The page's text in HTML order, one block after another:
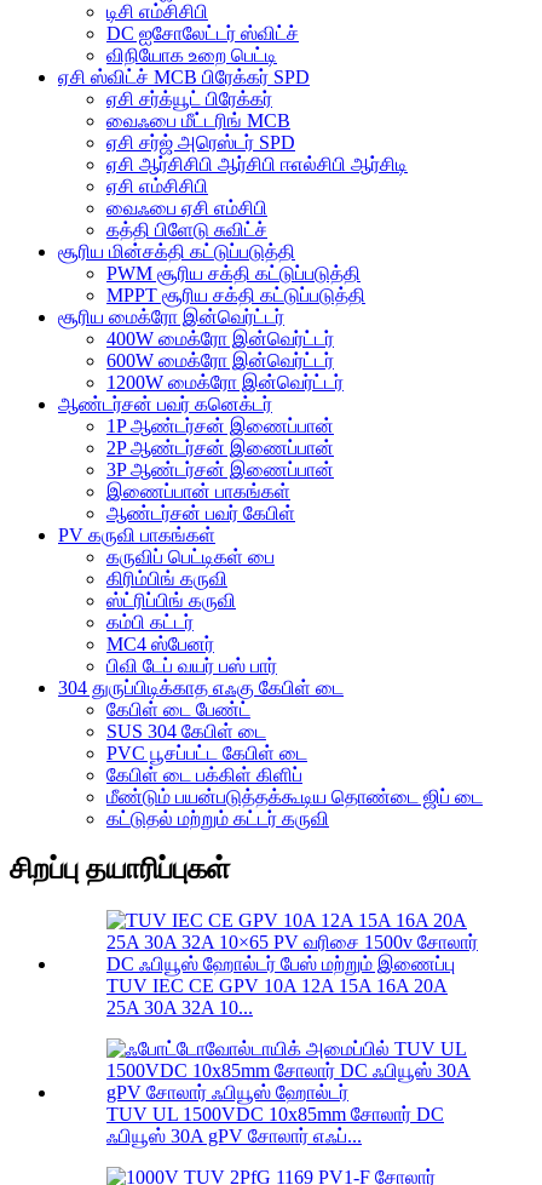
டிசி எம்சிசிபி
DC ஐசோலேட்டர் ஸ்விட்ச்
விநியோக உறை பெட்டி
ஏசி ஸ்விட்ச் MCB பிரேக்கர் SPD
ஏசி சர்க்யூட் பிரேக்கர்
வைஃபை மீட்டரிங் MCB
ஏசி சர்ஜ் அரெஸ்டர் SPD
ஏசி ஆர்சிசிபி ஆர்சிபி ஈஎல்சிபி ஆர்சிடி
ஏசி எம்சிசிபி
வைஃபை ஏசி எம்சிபி
கத்தி பிளேடு சுவிட்ச்
சூரிய மின்சக்தி கட்டுப்படுத்தி
PWM சூரிய சக்தி கட்டுப்படுத்தி
MPPT சூரிய சக்தி கட்டுப்படுத்தி
சூரிய மைக்ரோ இன்வெர்ட்டர்
400W மைக்ரோ இன்வெர்ட்டர்
600W மைக்ரோ இன்வெர்ட்டர்
1200W மைக்ரோ இன்வெர்ட்டர்
ஆண்டர்சன் பவர் கனெக்டர்
1P ஆண்டர்சன் இணைப்பான்
2P ஆண்டர்சன் இணைப்பான்
3P ஆண்டர்சன் இணைப்பான்
இணைப்பான் பாகங்கள்
ஆண்டர்சன் பவர் கேபிள்
PV கருவி பாகங்கள்
கருவிப் பெட்டிகள் பை
கிரிம்பிங் கருவி
ஸ்ட்ரிப்பிங் கருவி
கம்பி கட்டர்
MC4 ஸ்பேனர்
பிவி டேப் வயர் பஸ் பார்
304 துருப்பிடிக்காத எஃகு கேபிள் டை
கேபிள் டை பேண்ட்
SUS 304 கேபிள் டை
PVC பூசப்பட்ட கேபிள் டை
கேபிள் டை பக்கிள் கிளிப்
மீண்டும் பயன்படுத்தக்கூடிய தொண்டை ஜிப் டை
கட்டுதல் மற்றும் கட்டர் கருவி
சிறப்பு தயாரிப்புகள்
TUV IEC CE GPV 10A 12A 15A 16A 20A
25A 30A 32A 10...
TUV UL 1500VDC 10x85mm சோலார் DC
ஃபியூஸ் 30A gPV சோலார் எஃப்...